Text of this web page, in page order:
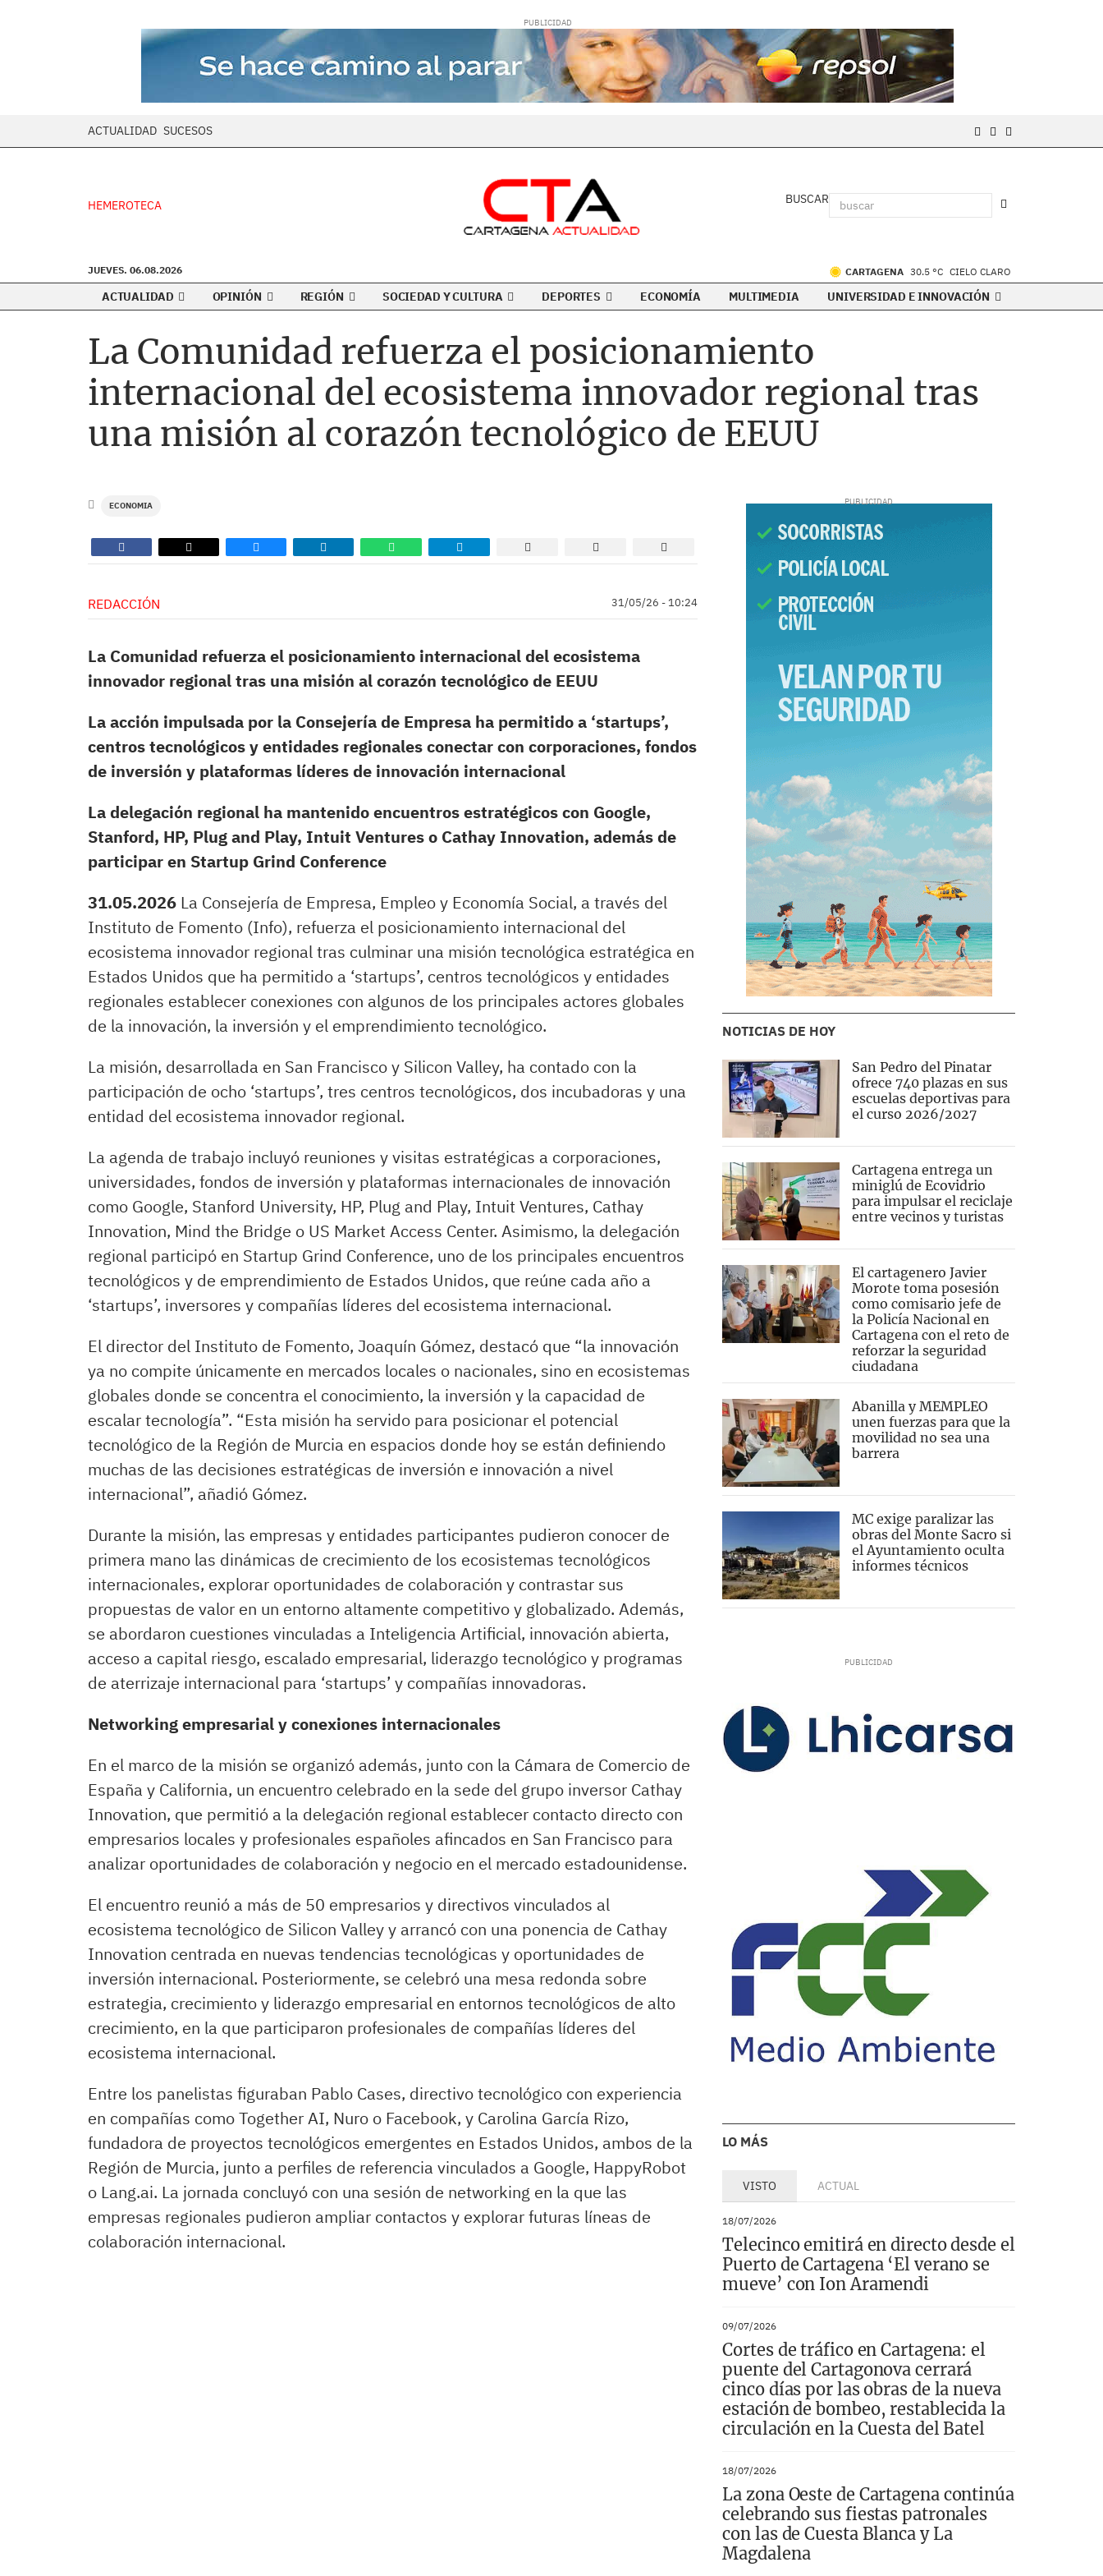
ACTUALIDAD SUCESOS
HEMEROTECA BUSCAR
JUEVES. 06.08.2026 CARTAGENA 30.5 °C CIELO CLARO
ACTUALIDAD OPINIÓN REGIÓN SOCIEDAD Y CULTURA DEPORTES ECONOMÍA MULTIMEDIA UNIVERSIDAD E INNOVACIÓN
La Comunidad refuerza el posicionamiento
internacional del ecosistema innovador regional tras
una misión al corazón tecnológico de EEUU
ECONOMIA
REDACCIÓN 31/05/26 - 10:24
La Comunidad refuerza el posicionamiento internacional del ecosistema
innovador regional tras una misión al corazón tecnológico de EEUU
La acción impulsada por la Consejería de Empresa ha permitido a ‘startups’,
centros tecnológicos y entidades regionales conectar con corporaciones, fondos
de inversión y plataformas líderes de innovación internacional
La delegación regional ha mantenido encuentros estratégicos con Google,
Stanford, HP, Plug and Play, Intuit Ventures o Cathay Innovation, además de
participar en Startup Grind Conference
31.05.2026 La Consejería de Empresa, Empleo y Economía Social, a través del
Instituto de Fomento (Info), refuerza el posicionamiento internacional del
ecosistema innovador regional tras culminar una misión tecnológica estratégica en
Estados Unidos que ha permitido a ‘startups’, centros tecnológicos y entidades
regionales establecer conexiones con algunos de los principales actores globales
de la innovación, la inversión y el emprendimiento tecnológico.
La misión, desarrollada en San Francisco y Silicon Valley, ha contado con la
participación de ocho ‘startups’, tres centros tecnológicos, dos incubadoras y una
entidad del ecosistema innovador regional.
La agenda de trabajo incluyó reuniones y visitas estratégicas a corporaciones,
universidades, fondos de inversión y plataformas internacionales de innovación
como Google, Stanford University, HP, Plug and Play, Intuit Ventures, Cathay
Innovation, Mind the Bridge o US Market Access Center. Asimismo, la delegación
regional participó en Startup Grind Conference, uno de los principales encuentros
tecnológicos y de emprendimiento de Estados Unidos, que reúne cada año a
‘startups’, inversores y compañías líderes del ecosistema internacional.
El director del Instituto de Fomento, Joaquín Gómez, destacó que “la innovación
ya no compite únicamente en mercados locales o nacionales, sino en ecosistemas
globales donde se concentra el conocimiento, la inversión y la capacidad de
escalar tecnología”. “Esta misión ha servido para posicionar el potencial
tecnológico de la Región de Murcia en espacios donde hoy se están definiendo
muchas de las decisiones estratégicas de inversión e innovación a nivel
internacional”, añadió Gómez.
Durante la misión, las empresas y entidades participantes pudieron conocer de
primera mano las dinámicas de crecimiento de los ecosistemas tecnológicos
internacionales, explorar oportunidades de colaboración y contrastar sus
propuestas de valor en un entorno altamente competitivo y globalizado. Además,
se abordaron cuestiones vinculadas a Inteligencia Artificial, innovación abierta,
acceso a capital riesgo, escalado empresarial, liderazgo tecnológico y programas
de aterrizaje internacional para ‘startups’ y compañías innovadoras.
Networking empresarial y conexiones internacionales
En el marco de la misión se organizó además, junto con la Cámara de Comercio de
España y California, un encuentro celebrado en la sede del grupo inversor Cathay
Innovation, que permitió a la delegación regional establecer contacto directo con
empresarios locales y profesionales españoles afincados en San Francisco para
analizar oportunidades de colaboración y negocio en el mercado estadounidense.
El encuentro reunió a más de 50 empresarios y directivos vinculados al
ecosistema tecnológico de Silicon Valley y arrancó con una ponencia de Cathay
Innovation centrada en nuevas tendencias tecnológicas y oportunidades de
inversión internacional. Posteriormente, se celebró una mesa redonda sobre
estrategia, crecimiento y liderazgo empresarial en entornos tecnológicos de alto
crecimiento, en la que participaron profesionales de compañías líderes del
ecosistema internacional.
Entre los panelistas figuraban Pablo Cases, directivo tecnológico con experiencia
en compañías como Together AI, Nuro o Facebook, y Carolina García Rizo,
fundadora de proyectos tecnológicos emergentes en Estados Unidos, ambos de la
Región de Murcia, junto a perfiles de referencia vinculados a Google, HappyRobot
o Lang.ai. La jornada concluyó con una sesión de networking en la que las
empresas regionales pudieron ampliar contactos y explorar futuras líneas de
colaboración internacional.
NOTICIAS DE HOY
San Pedro del Pinatar
ofrece 740 plazas en sus
escuelas deportivas para
el curso 2026/2027
Cartagena entrega un
miniglú de Ecovidrio
para impulsar el reciclaje
entre vecinos y turistas
El cartagenero Javier
Morote toma posesión
como comisario jefe de
la Policía Nacional en
Cartagena con el reto de
reforzar la seguridad
ciudadana
Abanilla y MEMPLEO
unen fuerzas para que la
movilidad no sea una
barrera
MC exige paralizar las
obras del Monte Sacro si
el Ayuntamiento oculta
informes técnicos
LO MÁS
VISTO ACTUAL
18/07/2026
Telecinco emitirá en directo desde el
Puerto de Cartagena ‘El verano se
mueve’ con Ion Aramendi
09/07/2026
Cortes de tráfico en Cartagena: el
puente del Cartagonova cerrará
cinco días por las obras de la nueva
estación de bombeo, restablecida la
circulación en la Cuesta del Batel
18/07/2026
La zona Oeste de Cartagena continúa
celebrando sus fiestas patronales
con las de Cuesta Blanca y La
Magdalena